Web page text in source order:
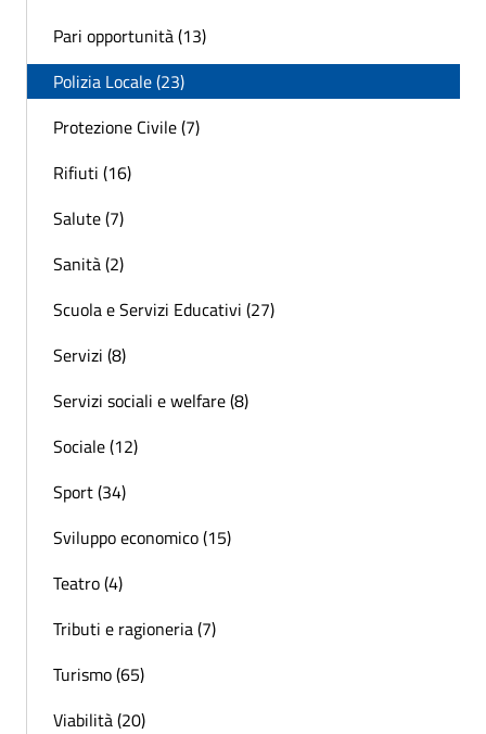
Pari opportunità (13)
Polizia Locale (23)
Protezione Civile (7)
Rifiuti (16)
Salute (7)
Sanità (2)
Scuola e Servizi Educativi (27)
Servizi (8)
Servizi sociali e welfare (8)
Sociale (12)
Sport (34)
Sviluppo economico (15)
Teatro (4)
Tributi e ragioneria (7)
Turismo (65)
Viabilità (20)